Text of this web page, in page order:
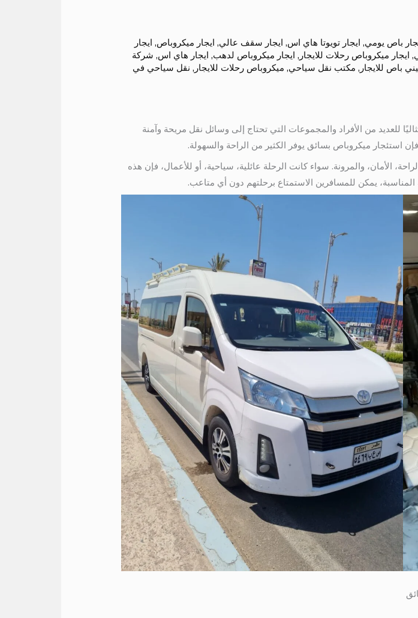
باص يومي, ايجار تويوتا هاي اس, ايجار سقف عالي, ايجار ميكروباص, ايجار
, ايجار ميكروباص رحلات للايجار , ايجار ميكروباص لدهب, ايجار هاي اس, شركة
باص للايجار , مكتب نقل سياحي, ميكروباص رحلات للايجار , نقل سياحي في
للعديد من الأفراد والمجموعات التي تحتاج إلى وسائل نقل مريحة وآمنة
استئجار ميكروباص بسائق يوفر الكثير من الراحة والسهولة.
الأمان، والمرونة. سواء كانت الرحلة عائلية، سياحية، أو للأعمال، فإن هذه
يمكن للمسافرين الاستمتاع برحلتهم دون أي متاعب.